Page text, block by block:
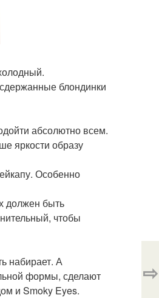
блондинки
абсолютно всем.
яркости образу
Особенно
должен быть
чтобы
набирает. А
формы, сделают
и Smoky Eyes.
⇨